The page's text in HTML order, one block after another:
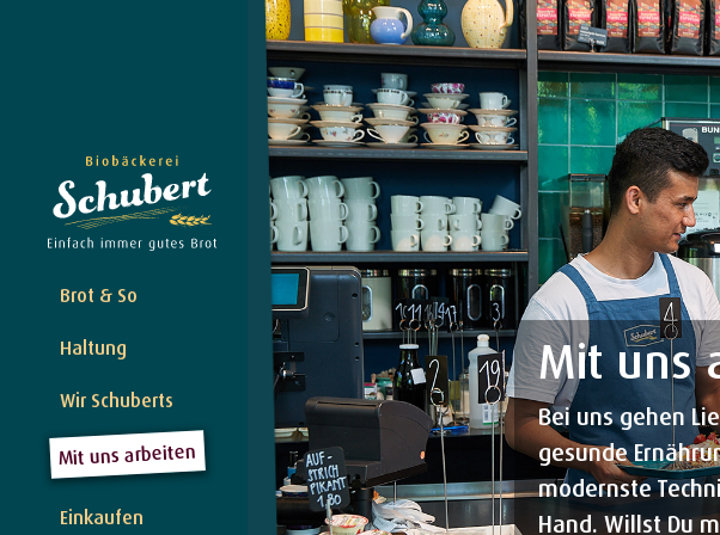
Brot & So
Haltung
Wir Schuberts
Mit uns arbeiten
Einkaufen
Mit uns
Bei uns gehen
gesunde
modernste
Hand. Willst Du